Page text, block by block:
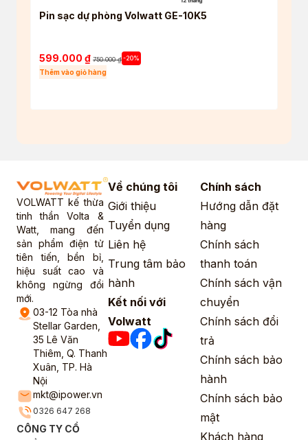
Pin sạc dự phòng Volwatt GE-10K5
599.000 ₫ 750.000₫-20%
Thêm vào giỏ hàng
VOLWATT kế thừa
tinh thần Volta &
Watt, mang đến
sản phẩm điện tử
tiên tiến, bền bỉ,
hiệu suất cao và
không ngừng đổi
mới.
03-12 Tòa nhà
Stellar Garden,
35 Lê Văn
Thiêm, Q. Thanh
Xuân, TP. Hà
Nội
mkt@ipower.vn
0326 647 268
CÔNG TY CỔ
Về chúng tôi
Giới thiệu
Tuyển dụng
Liên hệ
Trung tâm bảo
hành
Kết nối với
Volwatt
Chính sách
Hướng dẫn đặt
hàng
Chính sách
thanh toán
Chính sách vận
chuyển
Chính sách đổi
trả
Chính sách bảo
hành
Chính sách bảo
mật
Khách hàng